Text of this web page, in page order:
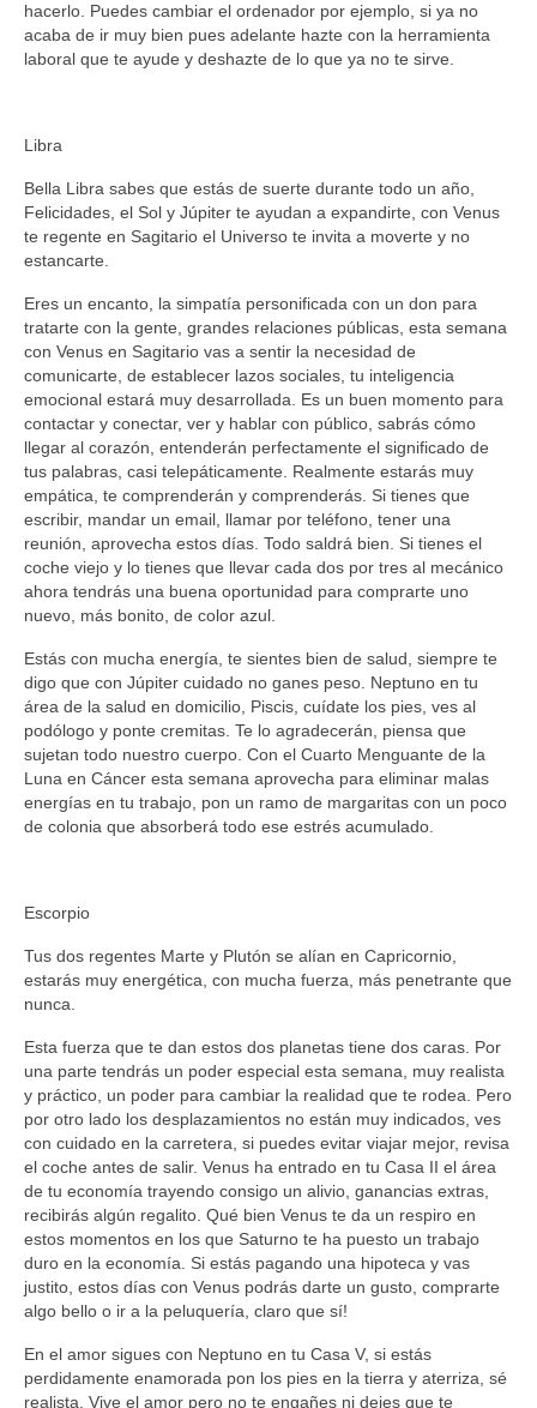
hacerlo. Puedes cambiar el ordenador por ejemplo, si ya no
acaba de ir muy bien pues adelante hazte con la herramienta
laboral que te ayude y deshazte de lo que ya no te sirve.
Libra
Bella Libra sabes que estás de suerte durante todo un año,
Felicidades, el Sol y Júpiter te ayudan a expandirte, con Venus
te regente en Sagitario el Universo te invita a moverte y no
estancarte.
Eres un encanto, la simpatía personificada con un don para
tratarte con la gente, grandes relaciones públicas, esta semana
con Venus en Sagitario vas a sentir la necesidad de
comunicarte, de establecer lazos sociales, tu inteligencia
emocional estará muy desarrollada. Es un buen momento para
contactar y conectar, ver y hablar con público, sabrás cómo
llegar al corazón, entenderán perfectamente el significado de
tus palabras, casi telepáticamente. Realmente estarás muy
empática, te comprenderán y comprenderás. Si tienes que
escribir, mandar un email, llamar por teléfono, tener una
reunión, aprovecha estos días. Todo saldrá bien. Si tienes el
coche viejo y lo tienes que llevar cada dos por tres al mecánico
ahora tendrás una buena oportunidad para comprarte uno
nuevo, más bonito, de color azul.
Estás con mucha energía, te sientes bien de salud, siempre te
digo que con Júpiter cuidado no ganes peso. Neptuno en tu
área de la salud en domicilio, Piscis, cuídate los pies, ves al
podólogo y ponte cremitas. Te lo agradecerán, piensa que
sujetan todo nuestro cuerpo. Con el Cuarto Menguante de la
Luna en Cáncer esta semana aprovecha para eliminar malas
energías en tu trabajo, pon un ramo de margaritas con un poco
de colonia que absorberá todo ese estrés acumulado.
Escorpio
Tus dos regentes Marte y Plutón se alían en Capricornio,
estarás muy energética, con mucha fuerza, más penetrante que
nunca.
Esta fuerza que te dan estos dos planetas tiene dos caras. Por
una parte tendrás un poder especial esta semana, muy realista
y práctico, un poder para cambiar la realidad que te rodea. Pero
por otro lado los desplazamientos no están muy indicados, ves
con cuidado en la carretera, si puedes evitar viajar mejor, revisa
el coche antes de salir. Venus ha entrado en tu Casa II el área
de tu economía trayendo consigo un alivio, ganancias extras,
recibirás algún regalito. Qué bien Venus te da un respiro en
estos momentos en los que Saturno te ha puesto un trabajo
duro en la economía. Si estás pagando una hipoteca y vas
justito, estos días con Venus podrás darte un gusto, comprarte
algo bello o ir a la peluquería, claro que sí!
En el amor sigues con Neptuno en tu Casa V, si estás
perdidamente enamorada pon los pies en la tierra y aterriza, sé
realista. Vive el amor pero no te engañes ni dejes que te